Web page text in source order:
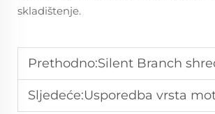
skladištenje.
Prethodno:Silent Branch shredder naspram tradicionalnog shreddera:
Sljedeće:Usporedba vrsta motora: što čini